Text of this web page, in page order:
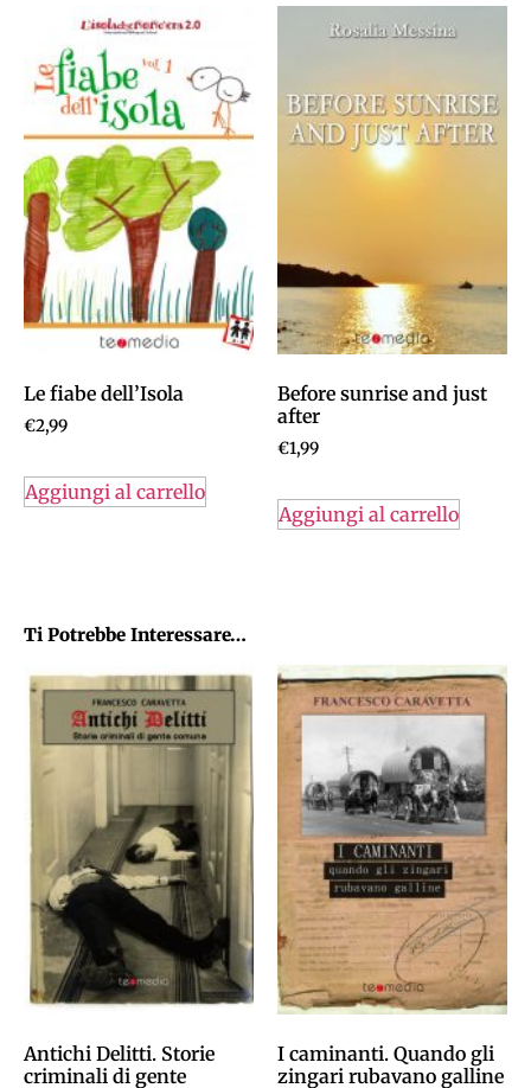
Le fiabe dell’Isola
€2,99
Aggiungi al carrello
Before sunrise and just
after
€1,99
Aggiungi al carrello
Ti Potrebbe Interessare…
Antichi Delitti. Storie
criminali di gente
I caminanti. Quando gli
zingari rubavano galline